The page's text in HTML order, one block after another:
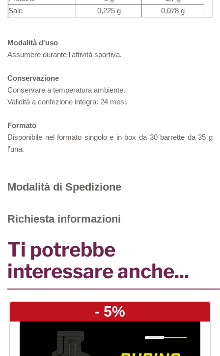
Sale
0,225 g 0,078 g
Modalità d'uso
Assumere durante l'attività sportiva.
Conservazione
Conservare a temperatura ambiente.
Validità a confezione integra: 24 mesi.
Formato
Disponibile nel formato singolo e in box da 30 barrette da 35 g
l'una.
Modalità di Spedizione
Richiesta informazioni
Ti potrebbe
interessare anche...
- 5%